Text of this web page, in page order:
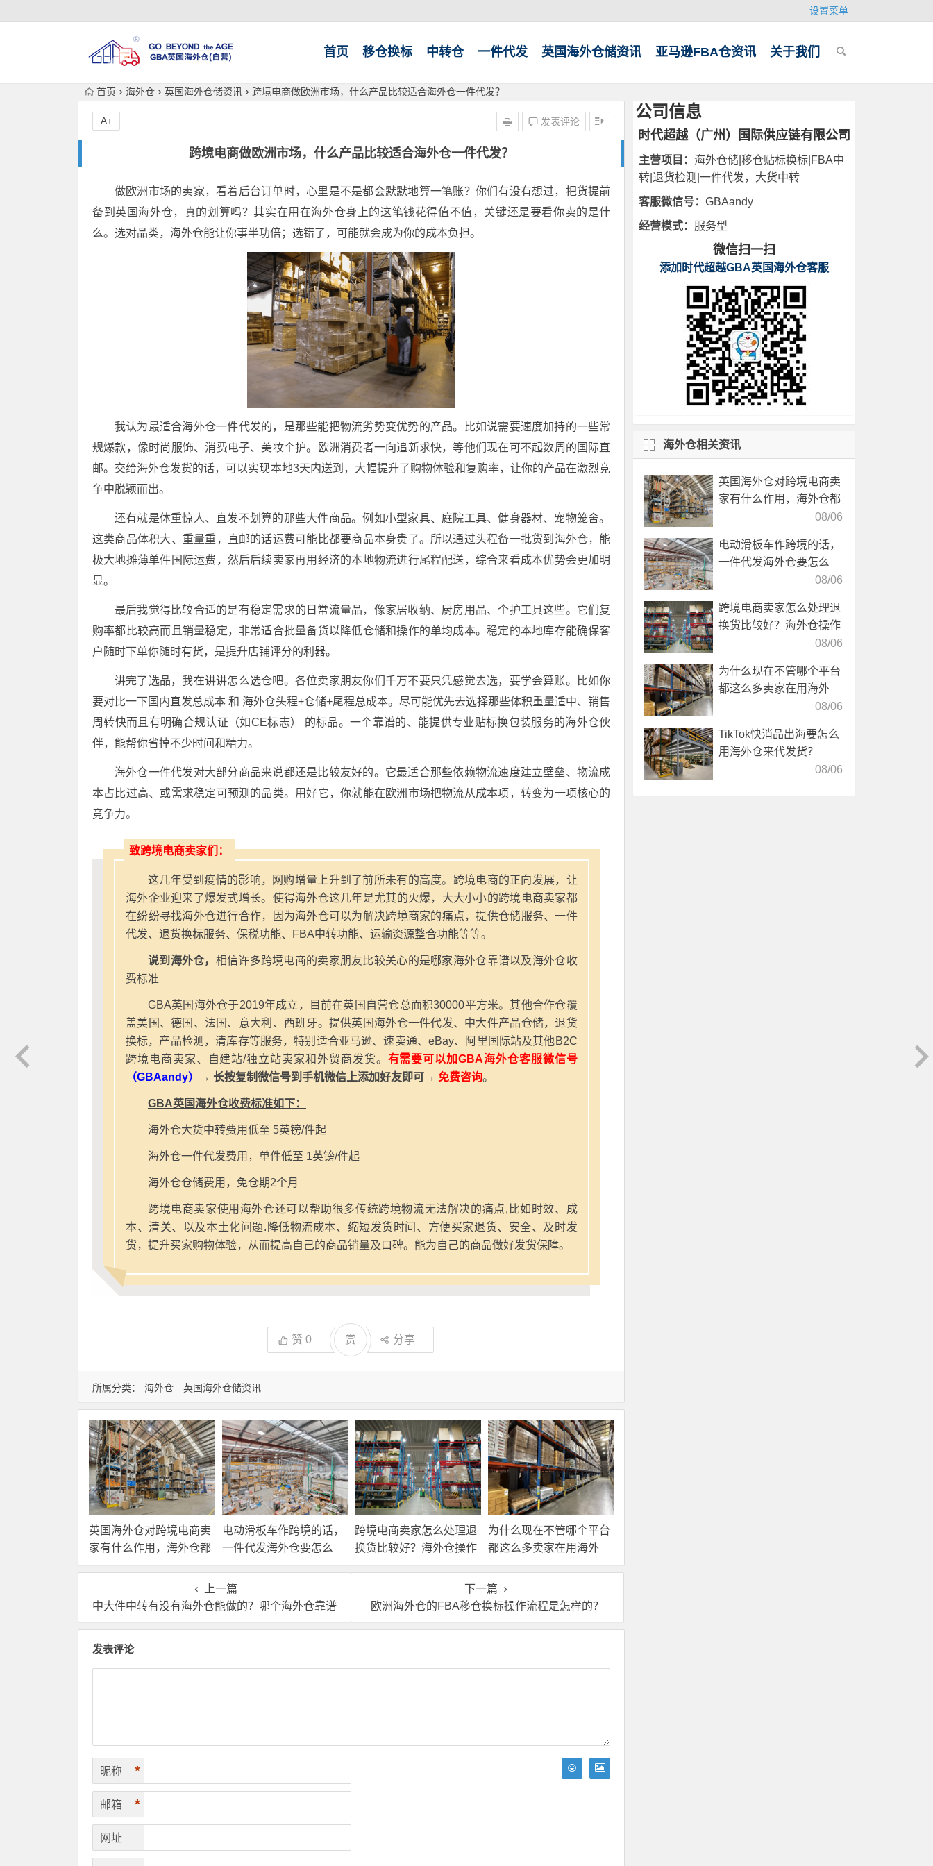
设置菜单
首页 移仓换标 中转仓 一件代发 英国海外仓储资讯 亚马逊FBA仓资讯 关于我们
首页 海外仓 英国海外仓储资讯 跨境电商做欧洲市场，什么产品比较适合海外仓一件代发？
跨境电商做欧洲市场，什么产品比较适合海外仓一件代发？
发表评论
A+
所属分类： 海外仓 英国海外仓储资讯
做欧洲市场的卖家，看着后台订单时，心里是不是都会默默地算一笔账？你们有没有想过，把货提前
备到英国海外仓，真的划算吗？其实在用在海外仓身上的这笔钱花得值不值，关键还是要看你卖的是什
么。选对品类，海外仓能让你事半功倍；选错了，可能就会成为你的成本负担。
我认为最适合海外仓一件代发的，是那些能把物流劣势变优势的产品。比如说需要速度加持的一些常
规爆款，像时尚服饰、消费电子、美妆个护。欧洲消费者一向追新求快，等他们现在可不起数周的国际直
邮。交给海外仓发货的话，可以实现本地3天内送到，大幅提升了购物体验和复购率，让你的产品在激烈竞
争中脱颖而出。
还有就是体重惊人、直发不划算的那些大件商品。例如小型家具、庭院工具、健身器材、宠物笼舍。
这类商品体积大、重量重，直邮的话运费可能比都要商品本身贵了。所以通过头程备一批货到海外仓，能
极大地摊薄单件国际运费，然后后续卖家再用经济的本地物流进行尾程配送，综合来看成本优势会更加明
显。
最后我觉得比较合适的是有稳定需求的日常流量品，像家居收纳、厨房用品、个护工具这些。它们复
购率都比较高而且销量稳定，非常适合批量备货以降低仓储和操作的单均成本。稳定的本地库存能确保客
户随时下单你随时有货，是提升店铺评分的利器。
讲完了选品，我在讲讲怎么选仓吧。各位卖家朋友你们千万不要只凭感觉去选，要学会算账。比如你
要对比一下国内直发总成本 和 海外仓头程+仓储+尾程总成本。尽可能优先去选择那些体积重量适中、销售
周转快而且有明确合规认证（如CE标志） 的标品。一个靠谱的、能提供专业贴标换包装服务的海外仓伙
伴，能帮你省掉不少时间和精力。
海外仓一件代发对大部分商品来说都还是比较友好的。它最适合那些依赖物流速度建立壁垒、物流成
本占比过高、或需求稳定可预测的品类。用好它，你就能在欧洲市场把物流从成本项，转变为一项核心的
竞争力。
致跨境电商卖家们：
这几年受到疫情的影响，网购增量上升到了前所未有的高度。跨境电商的正向发展，让
海外企业迎来了爆发式增长。使得海外仓这几年是尤其的火爆，大大小小的跨境电商卖家都
在纷纷寻找海外仓进行合作，因为海外仓可以为解决跨境商家的痛点，提供仓储服务、一件
代发、退货换标服务、保税功能、FBA中转功能、运输资源整合功能等等。
说到海外仓， 相信许多跨境电商的卖家朋友比较关心的是哪家海外仓靠谱以及海外仓收
费标准
GBA英国海外仓于2019年成立，目前在英国自营仓总面积30000平方米。其他合作仓覆
盖美国、德国、法国、意大利、西班牙。提供英国海外仓一件代发、中大件产品仓储，退货
换标，产品检测，清库存等服务，特别适合亚马逊、速卖通、eBay、阿里国际站及其他B2C
跨境电商卖家、自建站/独立站卖家和外贸商发货。 有需要可以加GBA海外仓客服微信号
（GBAandy）
→ 长按复制微信号到手机微信上添加好友即可→ 免费咨询。
GBA英国海外仓收费标准如下：
海外仓大货中转费用低至 5英镑/件起
海外仓一件代发费用，单件低至 1英镑/件起
海外仓仓储费用，免仓期2个月
跨境电商卖家使用海外仓还可以帮助很多传统跨境物流无法解决的痛点,比如时效、成
本、清关、以及本土化问题.降低物流成本、缩短发货时间、方便买家退货、安全、及时发
货，提升买家购物体验，从而提高自己的商品销量及口碑。能为自己的商品做好发货保障。
赞 0 赏 分享
英国海外仓对跨境电商卖
家有什么作用，海外仓都
有哪些核心服务？
电动滑板车作跨境的话，
一件代发海外仓要怎么
选？
跨境电商卖家怎么处理退
换货比较好？海外仓操作
靠谱吗？
为什么现在不管哪个平台
都这么多卖家在用海外
仓？
上一篇
中大件中转有没有海外仓能做的？哪个海外仓靠谱
下一篇
欧洲海外仓的FBA移仓换标操作流程是怎样的？
发表评论
昵称 *
邮箱 *
网址
公司信息
时代超越（广州）国际供应链有限公司
主营项目： 海外仓储|移仓贴标换标|FBA中
转|退货检测|一件代发，大货中转
客服微信号： GBAandy
经营模式： 服务型
微信扫一扫
添加时代超越GBA英国海外仓客服
海外仓相关资讯
英国海外仓对跨境电商卖
家有什么作用，海外仓都
08/06
电动滑板车作跨境的话，
一件代发海外仓要怎么
08/06
跨境电商卖家怎么处理退
换货比较好？海外仓操作
08/06
为什么现在不管哪个平台
都这么多卖家在用海外
08/06
TikTok快消品出海要怎么
用海外仓来代发货？
08/06